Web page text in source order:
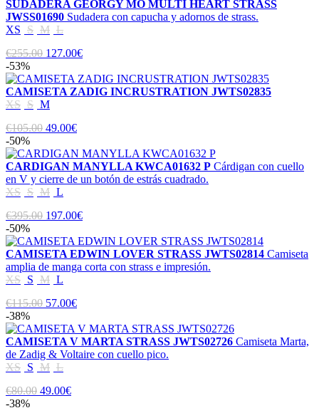
SUDADERA GEORGY MO MULTI HEART STRASS
JWSS01690 Sudadera con capucha y adornos de strass.
XS S M L
€255.00 127.00€
-53%
CAMISETA ZADIG INCRUSTRATION JWTS02835
XS S M
€105.00 49.00€
-50%
CARDIGAN MANYLLA KWCA01632 P Cárdigan con cuello
en V y cierre de un botón de estrás cuadrado.
XS S M L
€395.00 197.00€
-50%
CAMISETA EDWIN LOVER STRASS JWTS02814 Camiseta
amplia de manga corta con strass e impresión.
XS S M L
€115.00 57.00€
-38%
CAMISETA V MARTA STRASS JWTS02726 Camiseta Marta,
de Zadig & Voltaire con cuello pico.
XS S M L
€80.00 49.00€
-38%